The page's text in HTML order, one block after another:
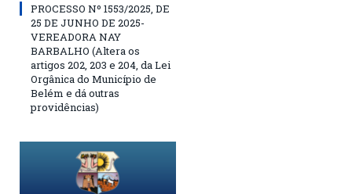
PROCESSO Nº 1553/2025, DE
25 DE JUNHO DE 2025-
VEREADORA NAY
BARBALHO (Altera os
artigos 202, 203 e 204, da Lei
Orgânica do Município de
Belém e dá outras
providências)